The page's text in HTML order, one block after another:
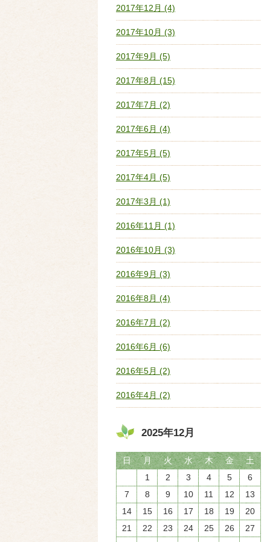
2017年12月 (4)
2017年10月 (3)
2017年9月 (5)
2017年8月 (15)
2017年7月 (2)
2017年6月 (4)
2017年5月 (5)
2017年4月 (5)
2017年3月 (1)
2016年11月 (1)
2016年10月 (3)
2016年9月 (3)
2016年8月 (4)
2016年7月 (2)
2016年6月 (6)
2016年5月 (2)
2016年4月 (2)
2025年12月
日 月 火 水 木 金
土
1
2 3 4 5
6
7
8 9 10 11 12
13
14
15 16 17 18 19
20
21
22 23 24 25 26
27